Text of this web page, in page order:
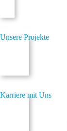
Unsere Projekte
Karriere mit Uns